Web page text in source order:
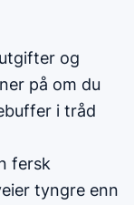
og
på om du
i tråd
fersk
tyngre enn